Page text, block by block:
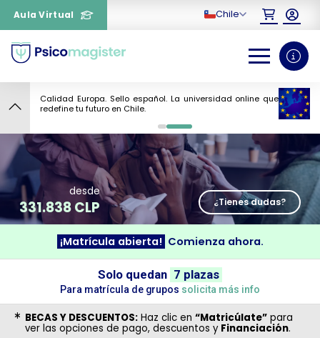
Aula Virtual Chile
Calidad Europa. Sello español. La universidad online que
redefine tu futuro en Chile.
0 1
desde
331.838 CLP ¿Tienes dudas?
¡Matrícula abierta! Comienza ahora.
Solo quedan 7 plazas
Para matrícula de grupos solicita más info
BECAS Y DESCUENTOS: Haz clic en “Matricúlate” para
ver las opciones de pago, descuentos y Financiación.
¿Necesitas más información
sobre un curso?